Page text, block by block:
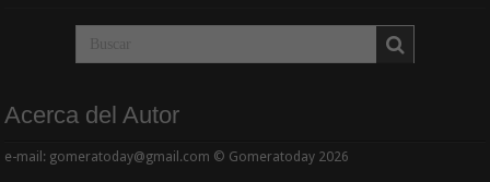
Acerca del Autor
e-mail: gomeratoday@gmail.com © Gomeratoday 2026